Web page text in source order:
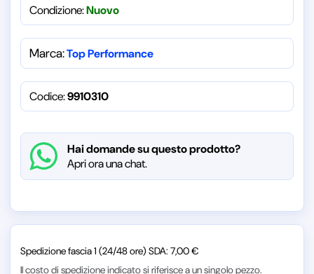
Condizione:Nuovo
Marca:Top Performance
Codice:9910310
Hai domande su questo prodotto?
Apri ora una chat.
Spedizione fascia 1 (24/48 ore) SDA: 7,00 €
Il costo di spedizione indicato si riferisce a un singolo pezzo.